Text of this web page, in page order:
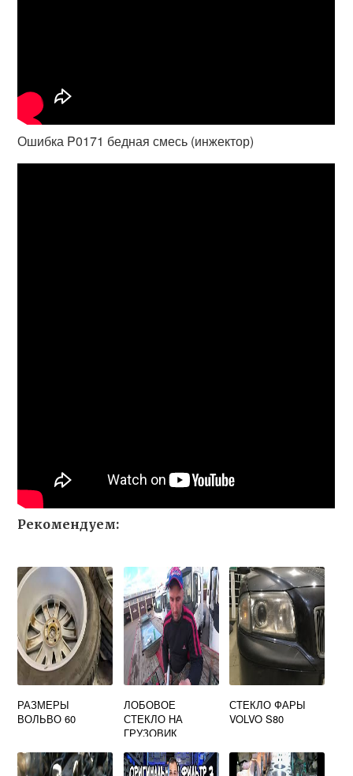
Ошибка P0171 бедная смесь (инжектор)
Рекомендуем:
РАЗМЕРЫ
ВОЛЬВО 60
ЛОБОВОЕ
СТЕКЛО НА
ГРУЗОВИК
СТЕКЛО ФАРЫ
VOLVO S80